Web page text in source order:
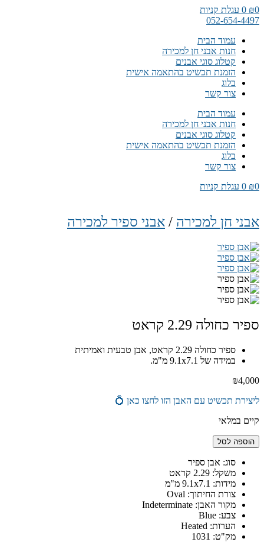
דלג
לתוכן
₪0
0 עגלת קניות
052-654-4497
עמוד הבית
חנות אבני חן למכירה
קטלוג סוגי אבנים
הזמנת תכשיט בהתאמה אישית
בלוג
צור קשר
עמוד הבית
חנות אבני חן למכירה
קטלוג סוגי אבנים
הזמנת תכשיט בהתאמה אישית
בלוג
צור קשר
₪0
0 עגלת קניות
אבני חן למכירה / אבני ספיר למכירה
ספיר כחולה 2.29 קראט
ספיר כחולה 2.29 קראט, אבן טבעית ואמיתית
במידה של 9.1x7.1 מ"מ.
₪4,000
ליצירת תכשיט עם האבן הזו לחצו כאן 💍
קיים במלאי
כמות
של
ספיר
כחולה
2.29
קראט
הוספה לסל
סוג: אבן ספיר
משקל: 2.29 קראט
מידות: 9.1x7.1 מ"מ
צורת החיתוך: Oval
מקור האבן: Indeterminate
צבע: Blue
הערות: Heated
מק"ט: 1031